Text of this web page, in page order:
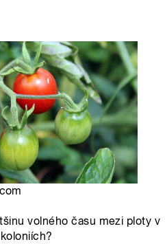
volného času mezi ploty v